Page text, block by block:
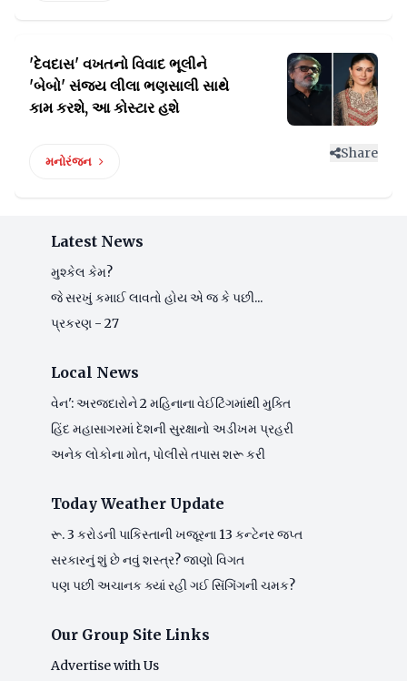
'દેવદાસ' વખતનો વિવાદ ભૂલીને
'બેબો' સંજય લીલા ભણસાલી સાથે
કામ કરશે, આ કોસ્ટાર હશે
મનોરંજન
Share
Latest News
મુશ્કેલ કેમ?
જે સરખું કમાઈ લાવતો હોય એ જ કે પછી...
પ્રકરણ - 27
Local News
વેન': અરજદારોને 2 મહિનાના વેઈટિંગમાંથી મુક્તિ
હિંદ મહાસાગરમાં દેશની સુરક્ષાનો અડીખમ પ્રહરી
અનેક લોકોના મોત, પોલીસે તપાસ શરૂ કરી
Today Weather Update
રૂ. 3 કરોડની પાકિસ્તાની ખજૂરના 13 કન્ટેનર જપ્ત
સરકારનું શું છે નવું શસ્ત્ર? જાણો વિગત
પણ પછી અચાનક ક્યાં રહી ગઈ સિંગિંગની ચમક?
Our Group Site Links
Advertise with Us